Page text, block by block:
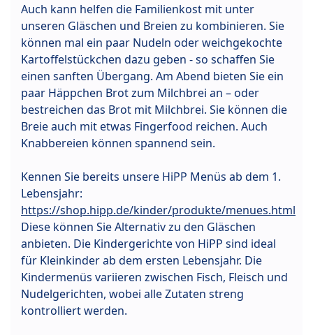
Auch kann helfen die Familienkost mit unter
unseren Gläschen und Breien zu kombinieren. Sie
können mal ein paar Nudeln oder weichgekochte
Kartoffelstückchen dazu geben - so schaffen Sie
einen sanften Übergang. Am Abend bieten Sie ein
paar Häppchen Brot zum Milchbrei an – oder
bestreichen das Brot mit Milchbrei. Sie können die
Breie auch mit etwas Fingerfood reichen. Auch
Knabbereien können spannend sein.
Kennen Sie bereits unsere HiPP Menüs ab dem 1.
Lebensjahr:
https://shop.hipp.de/kinder/produkte/menues.html
Diese können Sie Alternativ zu den Gläschen
anbieten. Die Kindergerichte von HiPP sind ideal
für Kleinkinder ab dem ersten Lebensjahr. Die
Kindermenüs variieren zwischen Fisch, Fleisch und
Nudelgerichten, wobei alle Zutaten streng
kontrolliert werden.